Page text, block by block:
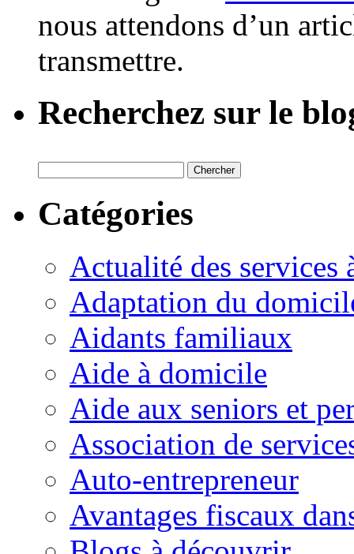
nous attendons d’un
transmettre.
Recherchez sur le
Catégories
Actualité des services
Adaptation du
Aidants familiaux
Aide à domicile
Aide aux seniors et
Association de
Auto-entrepreneur
Avantages fiscaux